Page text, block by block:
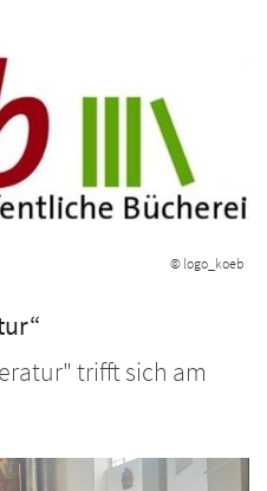
© logo_koeb
trifft sich am